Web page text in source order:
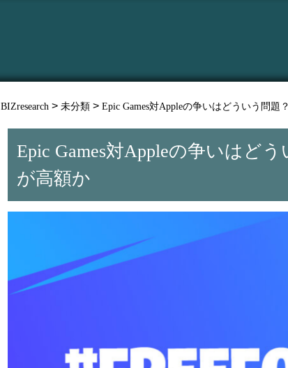
BIZresearch > 未分類 > Epic Games対Appleの争いはどういう問
Epic Games対Appleの争いはど
が高額か